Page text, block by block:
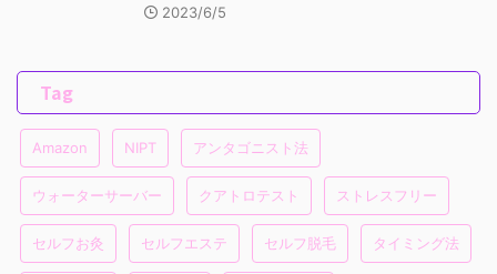
2023/6/5
Tag
Amazon NIPT アンタゴニスト法
ウォーターサーバー クアトロテスト ストレスフリー
セルフお灸 セルフエステ セルフ脱毛 タイミング法